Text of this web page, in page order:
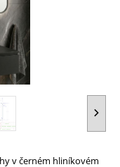
v černém hliníkovém